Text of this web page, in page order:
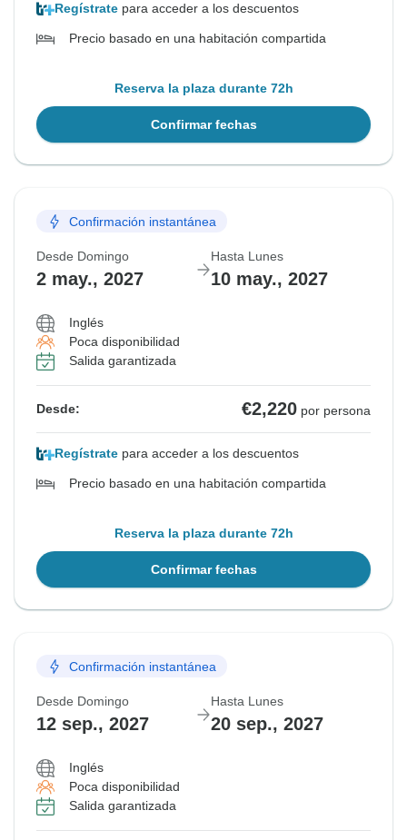
Regístrate para acceder a los descuentos
Precio basado en una habitación compartida
Reserva la plaza durante 72h
Confirmar fechas
Confirmación instantánea
Desde Domingo
2 may., 2027
Hasta Lunes
10 may., 2027
Inglés
Poca disponibilidad
Salida garantizada
Desde: €2,220 por persona
Regístrate para acceder a los descuentos
Precio basado en una habitación compartida
Reserva la plaza durante 72h
Confirmar fechas
Confirmación instantánea
Desde Domingo
12 sep., 2027
Hasta Lunes
20 sep., 2027
Inglés
Poca disponibilidad
Salida garantizada